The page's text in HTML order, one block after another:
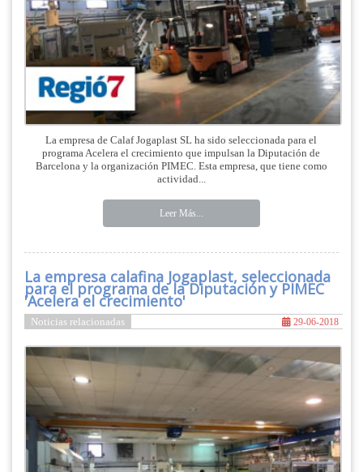
La empresa de Calaf Jogaplast SL ha sido seleccionada para el
programa Acelera el crecimiento que impulsan la Diputación de
Barcelona y la organización PIMEC. Esta empresa, que tiene como
actividad...
Leer Más...
La empresa calafina Jogaplast, seleccionada
para el programa de la Diputación y PIMEC
'Acelera el crecimiento'
Noticias relacionadas 29-06-2018